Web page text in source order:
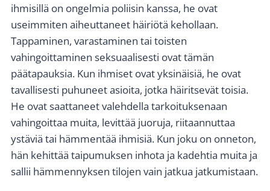
ihmisillä on ongelmia poliisin kanssa, he ovat
useimmiten aiheuttaneet häiriötä kehollaan.
Tappaminen, varastaminen tai toisten
vahingoittaminen seksuaalisesti ovat tämän
päätapauksia. Kun ihmiset ovat yksinäisiä, he ovat
tavallisesti puhuneet asioita, jotka häiritsevät toisia.
He ovat saattaneet valehdella tarkoituksenaan
vahingoittaa muita, levittää juoruja, riitaannuttaa
ystäviä tai hämmentää ihmisiä. Kun joku on onneton,
hän kehittää taipumuksen inhota ja kadehtia muita ja
sallii hämmennyksen tilojen vain jatkua jatkumistaan.